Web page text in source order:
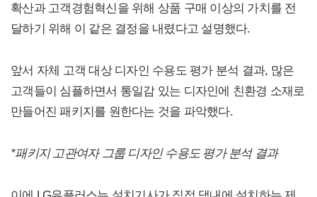
확산과 고객경험혁신을 위해 상품 구매 이상의 가치를 전
달하기 위해 이 같은 결정을 내렸다고 설명했다.
앞서 자체 고객 대상 디자인 수용도 평가 분석 결과, 많은
고객들이 심플하면서 통일감 있는 디자인에 친환경 소재로
만들어진 패키지를 원한다는 것을 파악했다.
*패키지 고관여자 그룹 디자인 수용도 평가 분석 결과